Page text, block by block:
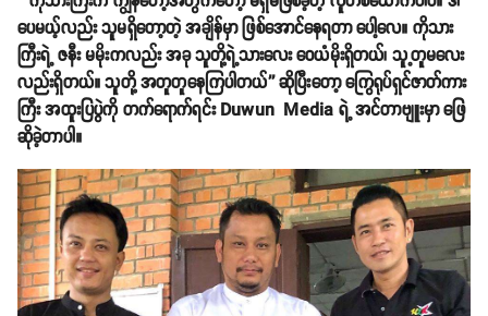
ပေမယ့်လည်း သူမရှိတော့တဲ့ အချိန်မှာ ဖြစ်အောင်နေရတာ ပေါ့လေ။ ကိုသား
ကြီးရဲ့ ဇနီး မမိုးကလည်း အခု သူတို့ရဲ့သားလေး ဝေယံမိုးရှိတယ်၊ သူ့တူမလေး
လည်းရှိတယ်။ သူတို့ အတူတူနေကြပါတယ်'' ဆိုပြီးတော့ ကြွေရုပ်ရှင်ဇာတ်ကား
ကြီး အထူးပြပွဲကို တက်ရောက်ရင်း Duwun Media ရဲ့ အင်တာဗျူးမှာ ဖြေ
ဆိုခဲ့တာပါ။